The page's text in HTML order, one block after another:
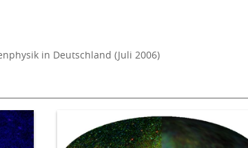
in Deutschland (Juli 2006)